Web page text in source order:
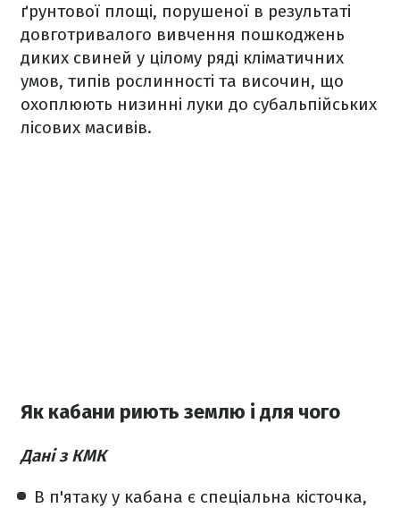
ґрунтової площі, порушеної в результаті
довготривалого вивчення пошкоджень
диких свиней у цілому ряді кліматичних
умов, типів рослинності та височин, що
охоплюють низинні луки до субальпійських
лісових масивів.
Як кабани риють землю і для чого
Дані з КМК
В п'ятаку у кабана є спеціальна кісточка,